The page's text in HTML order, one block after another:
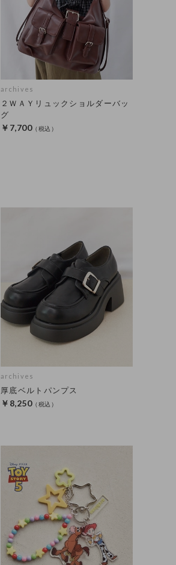
archives
２ＷＡＹリュックショルダーバッ
グ
￥7,700
archives
厚底ベルトパンプス
￥8,250